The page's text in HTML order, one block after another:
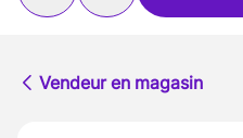
Vendeur en magasin